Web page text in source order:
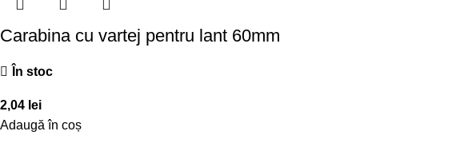
Carabina cu vartej pentru lant 60mm
În stoc
2,04 lei
Adaugă în coș